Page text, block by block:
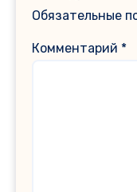
Обязательные
Комментарий *